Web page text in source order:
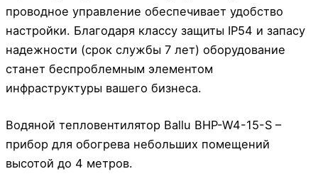
проводное управление обеспечивает удобство
настройки. Благодаря классу защиты IP54 и запасу
надежности (срок службы 7 лет) оборудование
станет беспроблемным элементом
инфраструктуры вашего бизнеса.
Водяной тепловентилятор Ballu BHP-W4-15-S –
прибор для обогрева небольших помещений
высотой до 4 метров.